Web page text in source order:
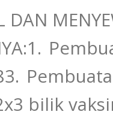
DAN
bilik